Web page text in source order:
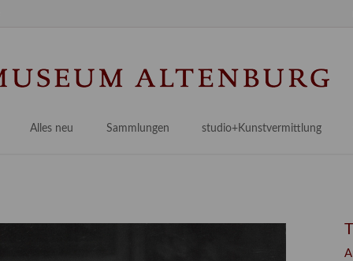
Alles neu Sammlungen studio+Kunstvermittlung
Angebote für Erwachsene